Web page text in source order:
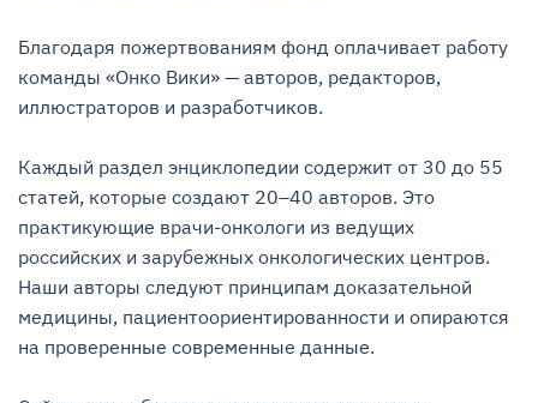
Благодаря пожертвованиям фонд оплачивает работу
команды «Онко Вики» — авторов, редакторов,
иллюстраторов и разработчиков.
Каждый раздел энциклопедии содержит от 30 до 55
статей, которые создают 20–40 авторов. Это
практикующие врачи-онкологи из ведущих
российских и зарубежных онкологических центров.
Наши авторы следуют принципам доказательной
медицины, пациентоориентированности и опираются
на проверенные современные данные.